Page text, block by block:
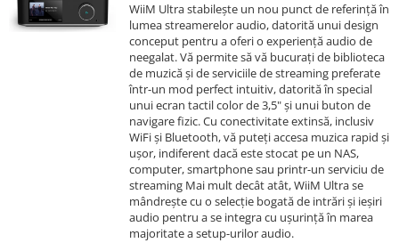
WiiM Ultra stabilește un nou punct de referință în
lumea streamerelor audio, datorită unui design
conceput pentru a oferi o experiență audio de
neegalat. Vă permite să vă bucurați de biblioteca
de muzică și de serviciile de streaming preferate
într-un mod perfect intuitiv, datorită în special
unui ecran tactil color de 3,5" și unui buton de
navigare fizic. Cu conectivitate extinsă, inclusiv
WiFi și Bluetooth, vă puteți accesa muzica rapid și
ușor, indiferent dacă este stocat pe un NAS,
computer, smartphone sau printr-un serviciu de
streaming Mai mult decât atât, WiiM Ultra se
mândrește cu o selecție bogată de intrări și ieșiri
audio pentru a se integra cu ușurință în marea
majoritate a setup-urilor audio.